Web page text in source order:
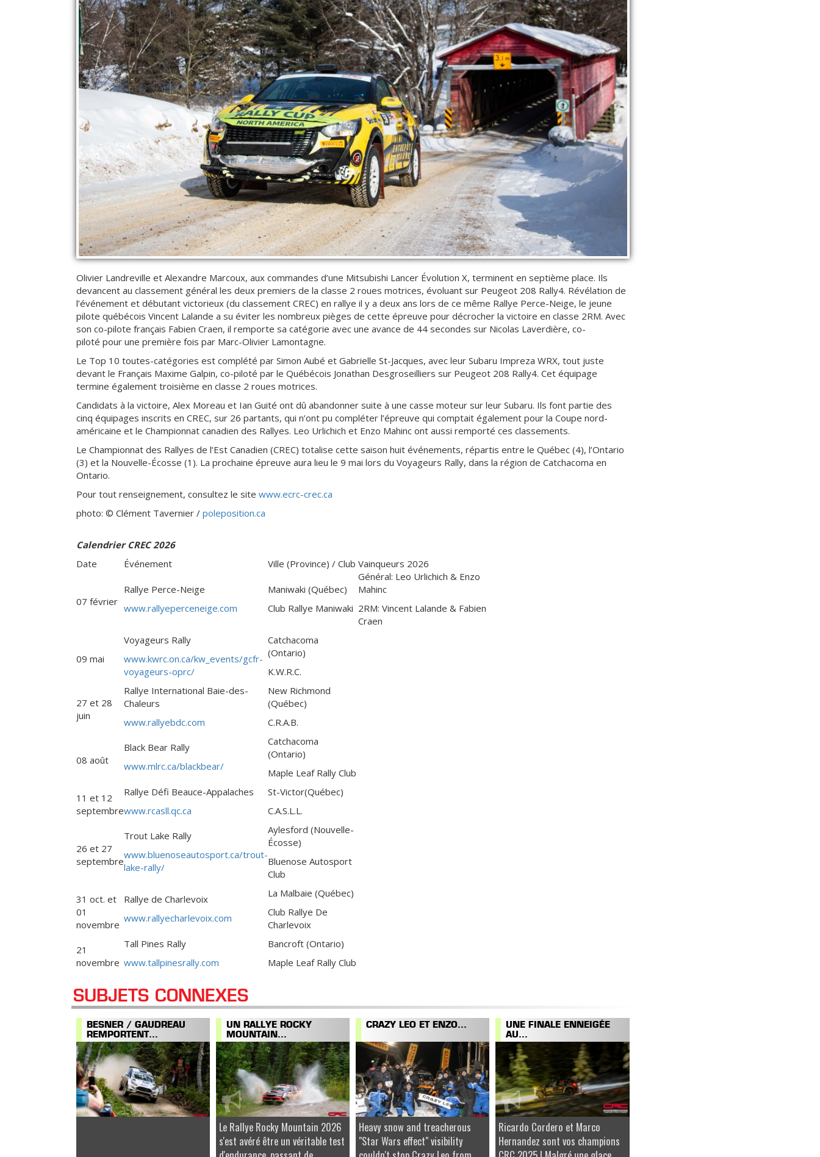
Olivier Landreville et Alexandre Marcoux, aux commandes d’une Mitsubishi Lancer Évolution X, terminent en septième place. Ils
devancent au classement général les deux premiers de la classe 2 roues motrices, évoluant sur Peugeot 208 Rally4. Révélation de
l’événement et débutant victorieux (du classement CREC) en rallye il y a deux ans lors de ce même Rallye Perce-Neige, le jeune
pilote québécois Vincent Lalande a su éviter les nombreux pièges de cette épreuve pour décrocher la victoire en classe 2RM. Avec
son co-pilote français Fabien Craen, il remporte sa catégorie avec une avance de 44 secondes sur Nicolas Laverdière, co-
piloté pour une première fois par Marc-Olivier Lamontagne.
Le Top 10 toutes-catégories est complété par Simon Aubé et Gabrielle St-Jacques, avec leur Subaru Impreza WRX, tout juste
devant le Français Maxime Galpin, co-piloté par le Québécois Jonathan Desgroseilliers sur Peugeot 208 Rally4. Cet équipage
termine également troisième en classe 2 roues motrices.
Candidats à la victoire, Alex Moreau et Ian Guité ont dû abandonner suite à une casse moteur sur leur Subaru. Ils font partie des
cinq équipages inscrits en CREC, sur 26 partants, qui n’ont pu compléter l’épreuve qui comptait également pour la Coupe nord-
américaine et le Championnat canadien des Rallyes. Leo Urlichich et Enzo Mahinc ont aussi remporté ces classements.
Le Championnat des Rallyes de l’Est Canadien (CREC) totalise cette saison huit événements, répartis entre le Québec (4), l’Ontario
(3) et la Nouvelle-Écosse (1). La prochaine épreuve aura lieu le 9 mai lors du Voyageurs Rally, dans la région de Catchacoma en
Ontario.
Pour tout renseignement, consultez le site www.ecrc-crec.ca
photo: © Clément Tavernier / poleposition.ca
Calendrier CREC 2026
Date
Événement Ville (Province) / Club Vainqueurs 2026
07 février
Rallye Perce-Neige
www.rallyeperceneige.com
Maniwaki (Québec)
Club Rallye Maniwaki
Général: Leo Urlichich & Enzo
Mahinc
2RM: Vincent Lalande & Fabien
Craen
09 mai
Voyageurs Rally
www.kwrc.on.ca/kw_events/gcfr-
voyageurs-oprc/
Catchacoma
(Ontario)
K.W.R.C.
27 et 28
juin
Rallye International Baie-des-
Chaleurs
www.rallyebdc.com
New Richmond
(Québec)
C.R.A.B.
08 août
Black Bear Rally
www.mlrc.ca/blackbear/
Catchacoma
(Ontario)
Maple Leaf Rally Club
11 et 12
septembre
Rallye Défi Beauce-Appalaches
www.rcasll.qc.ca
St-Victor(Québec)
C.A.S.L.L.
26 et 27
septembre
Trout Lake Rally
www.bluenoseautosport.ca/trout-
lake-rally/
Aylesford (Nouvelle-
Écosse)
Bluenose Autosport
Club
31 oct. et
01
novembre
Rallye de Charlevoix
www.rallyecharlevoix.com
La Malbaie (Québec)
Club Rallye De
Charlevoix
21
novembre
Tall Pines Rally
www.tallpinesrally.com
Bancroft (Ontario)
Maple Leaf Rally Club
SUBJETS CONNEXES
BESNER / GAUDREAU
REMPORTENT...
UN RALLYE ROCKY
MOUNTAIN...
Le Rallye Rocky Mountain 2026
s'est avéré être un véritable test
CRAZY LEO ET ENZO...
Heavy snow and treacherous
"Star Wars effect" visibility
UNE FINALE ENNEIGÉE
AU...
Ricardo Cordero et Marco
Hernandez sont vos champions